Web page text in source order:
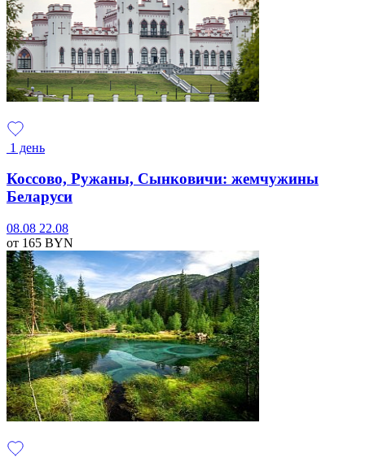
1 день
Коссово, Ружаны, Сынковичи: жемчужины
Беларуси
08.08 22.08
от 165 BYN